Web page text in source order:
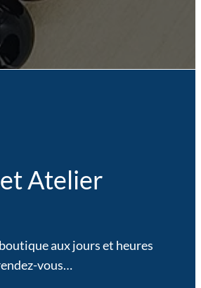
Atelier
aux jours et heures
vous…